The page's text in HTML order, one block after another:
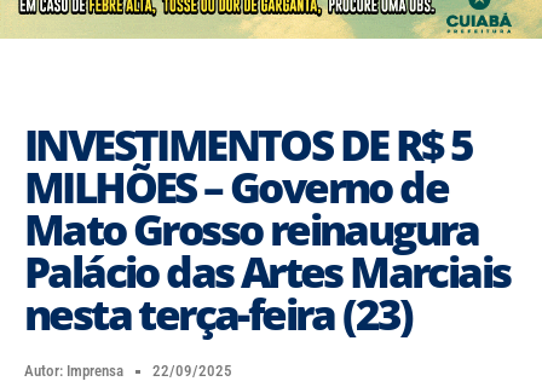
INVESTIMENTOS DE R$ 5
MILHÕES – Governo de
Mato Grosso reinaugura
Palácio das Artes Marciais
nesta terça-feira (23)
Autor: Imprensa 22/09/2025